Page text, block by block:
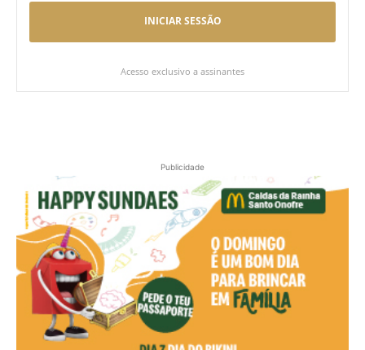
INICIAR SESSÃO
Acesso exclusivo a assinantes
Publicidade